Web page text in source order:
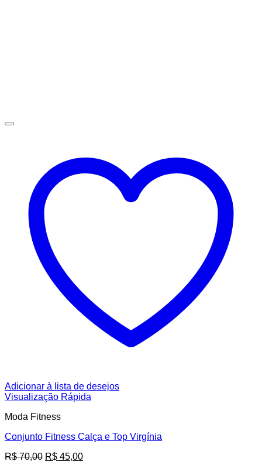
Adicionar à lista de desejos
Visualização Rápida
Moda Fitness
Conjunto Fitness Calça e Top Virgínia
R$70,00 O
R$ 45,00O